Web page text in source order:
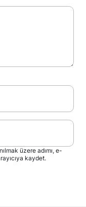
üzere adımı, e-
kaydet.